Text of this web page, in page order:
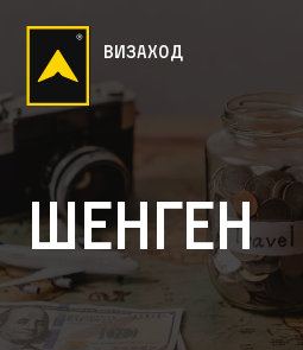
визаход
Шенген